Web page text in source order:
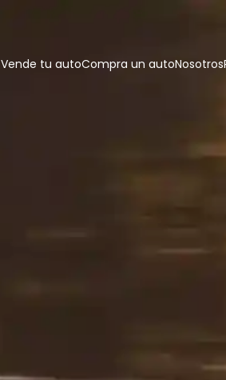
Vende tu autoCompra un autoNosotros